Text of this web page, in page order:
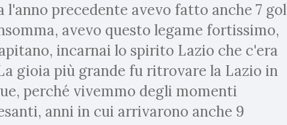
l'anno precedente avevo fatto anche 7 gol
avevo questo legame fortissimo,
incarnai lo spirito Lazio che c'era
gioia più grande fu ritrovare la Lazio in
perché vivemmo degli momenti
anni in cui arrivarono anche 9